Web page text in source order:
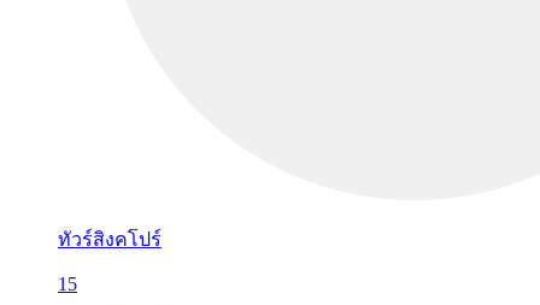
ทัวร์สิงคโปร์
15